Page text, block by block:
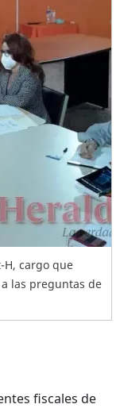
H, cargo que
las preguntas de
fiscales de